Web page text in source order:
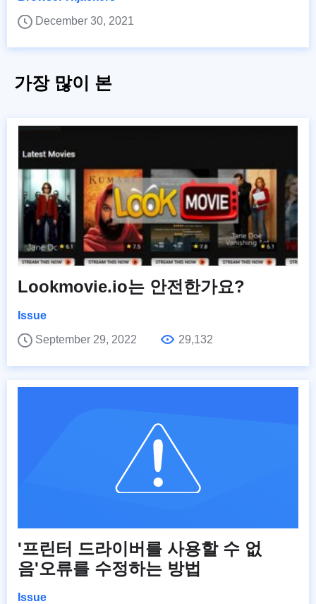
December 30, 2021
가장 많이 본
Lookmovie.io는 안전한가요?
Issue
September 29, 2022
29,132
'프린터 드라이버를 사용할 수 없
음'오류를 수정하는 방법
Issue